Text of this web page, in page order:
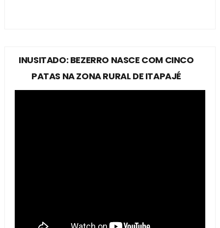
INUSITADO: BEZERRO NASCE COM CINCO
PATAS NA ZONA RURAL DE ITAPAJÉ